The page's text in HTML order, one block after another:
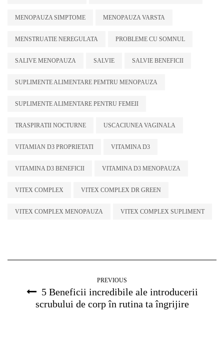
MENOPAUZA SIMPTOME MENOPAUZA VARSTA
MENSTRUATIE NEREGULATA PROBLEME CU SOMNUL
SALIVE MENOPAUZA SALVIE SALVIE BENEFICII
SUPLIMENTE ALIMENTARE PEMTRU MENOPAUZA
SUPLIMENTE ALIMENTARE PENTRU FEMEII
TRASPIRATII NOCTURNE USCACIUNEA VAGINALA
VITAMIAN D3 PROPRIETATI VITAMINA D3
VITAMINA D3 BENEFICII VITAMINA D3 MENOPAUZA
VITEX COMPLEX VITEX COMPLEX DR GREEN
VITEX COMPLEX MENOPAUZA VITEX COMPLEX SUPLIMENT
PREVIOUS
5 Beneficii incredibile ale introducerii
scrubului de corp în rutina ta îngrijire